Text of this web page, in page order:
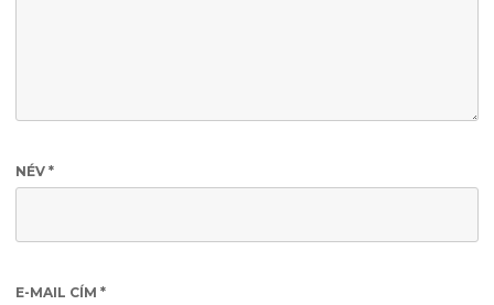
NÉV *
E-MAIL CÍM *